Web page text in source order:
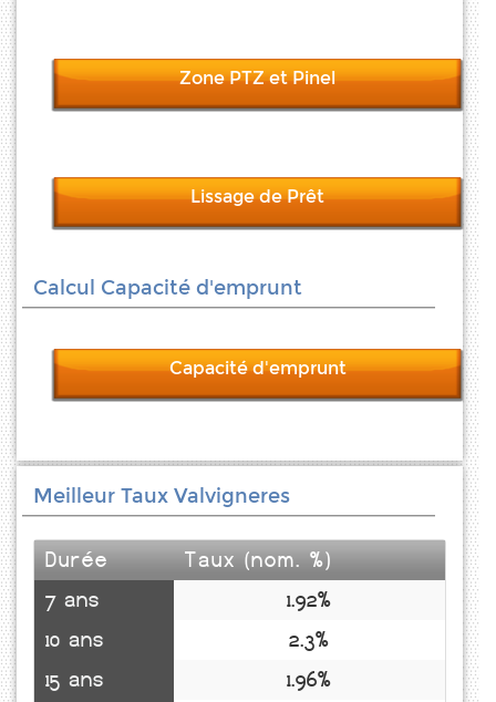
Zone PTZ et Pinel
Lissage de Prêt
Calcul Capacité d'emprunt
Capacité d'emprunt
Meilleur Taux Valvigneres
Durée
Taux (nom. %)
7 ans
1.92%
10 ans
2.3%
15 ans
1.96%